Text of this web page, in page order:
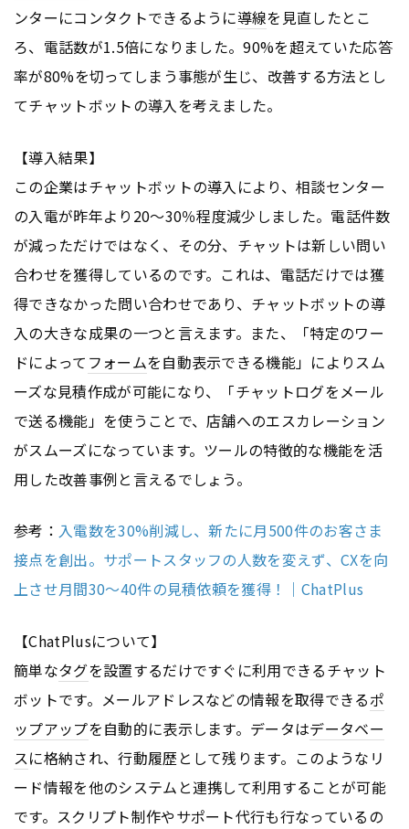
ンターにコンタクトできるように導線を見直したとこ
ろ、電話数が1.5倍になりました。90%を超えていた応答
率が80%を切ってしまう事態が生じ、改善する方法とし
てチャットボットの導入を考えました。
【導入結果】
この企業はチャットボットの導入により、相談センター
の入電が昨年より20～30％程度減少しました。電話件数
が減っただけではなく、その分、チャットは新しい問い
合わせを獲得しているのです。これは、電話だけでは獲
得できなかった問い合わせであり、チャットボットの導
入の大きな成果の一つと言えます。また、「特定のワー
ドによって フォームを自動表示できる機能」によりスム
ーズな見積作成が可能になり、「チャットログをメール
で送る機能」を使うことで、店舗へのエスカレーション
がスムーズになっています。ツールの特徴的な機能を活
用した改善事例と言えるでしょう。
参考： 入電数を30%削減し、新たに月500件のお客さま
接点を創出。サポートスタッフの人数を変えず、CXを向
上させ月間30～40件の見積依頼を獲得！｜ChatPlus
【ChatPlusについて】
簡単なタグを設置するだけですぐに利用できるチャット
ボットです。メールアドレスなどの情報を取得できるポ
ップアップを自動的に表示します。データはデータベー
スに格納され、行動履歴として残ります。このようなリ
ード情報を他のシステムと連携して利用することが可能
です。スクリプト制作やサポート代行も行なっているの